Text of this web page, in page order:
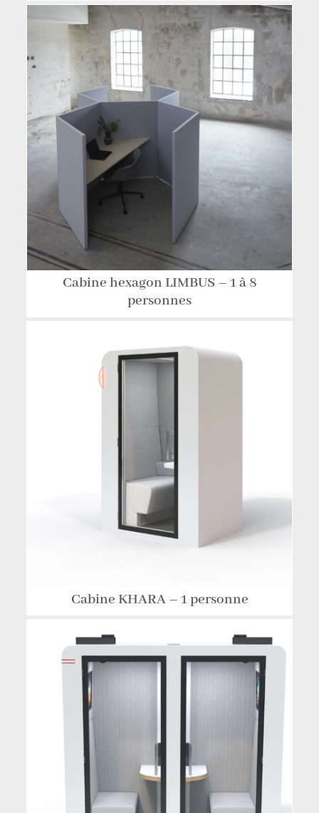
Cabine hexagon LIMBUS – 1 à 8
personnes
Cabine KHARA – 1 personne